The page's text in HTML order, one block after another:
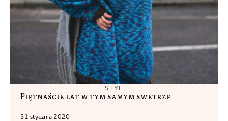
STYL
Piętnaście lat w tym samym swetrze
31 stycznia 2020